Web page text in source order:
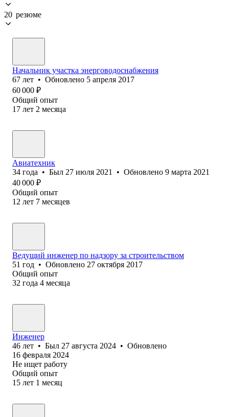
20 резюме
Начальник участка энерговодоснабжения
67 лет • Обновлено 5 апреля 2017
60 000 ₽
Общий опыт
17 лет 2 месяца
Авиатехник
34 года • Был 27 июля 2021 • Обновлено 9 марта 2021
40 000 ₽
Общий опыт
12 лет 7 месяцев
Ведущий инженер по надзору за строительством
51 год • Обновлено 27 октября 2017
Общий опыт
32 года 4 месяца
Инженер
46 лет • Был 27 августа 2024 • Обновлено
16 февраля 2024
Не ищет работу
Общий опыт
15 лет 1 месяц